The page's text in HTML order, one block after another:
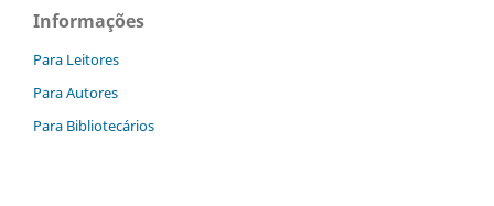
Informações
Para Leitores
Para Autores
Para Bibliotecários